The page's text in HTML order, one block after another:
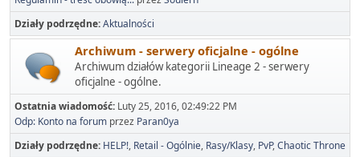
Działy podrzędne Aktualności
Archiwum - serwery oficjalne - ogólne
Archiwum działów kategorii Lineage 2 - serwery
oficjalne - ogólne.
Ostatnia wiadomość: Luty 25, 2016, 02:49:22 PM
Odp: Konto na forum przez Paran0ya
Działy podrzędne HELP! Retail - Ogólnie Rasy/Klasy PvP Chaotic Throne